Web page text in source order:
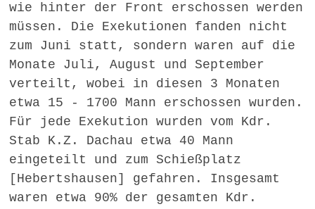
wie hinter der Front erschossen werden
müssen. Die Exekutionen fanden nicht
zum Juni statt, sondern waren auf die
Monate Juli, August und September
verteilt, wobei in diesen 3 Monaten
etwa 15 - 1700 Mann erschossen wurden.
Für jede Exekution wurden vom Kdr.
Stab K.Z. Dachau etwa 40 Mann
eingeteilt und zum Schießplatz
[Hebertshausen] gefahren. Insgesamt
waren etwa 90% der gesamten Kdr.